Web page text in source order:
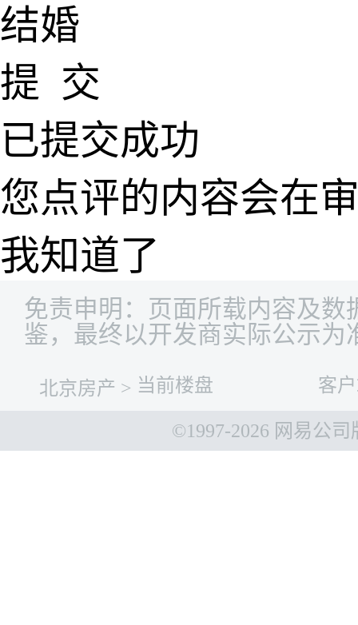
结婚
提 交
已提交成功
您点评的内容会在
我知道了
免责申明：页面所载内容及数
鉴，最终以开发商实际公示为
北京房产 > 当前楼盘 客
©1997-2026 网易公